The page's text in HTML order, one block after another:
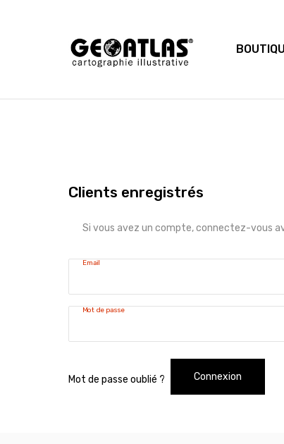
Clients enregistrés
Si vous avez un compte, connectez-vous
Email
Mot de passe
Connexion
Mot de passe oublié ?